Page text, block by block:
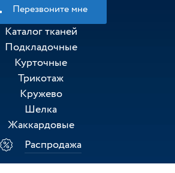
Перезвоните мне
Каталог тканей
Подкладочные
Курточные
Трикотаж
Кружево
Шелка
Жаккардовые
Распродажа